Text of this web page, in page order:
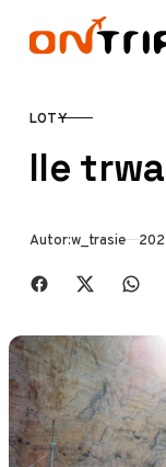
Przejdź do treści
KATEGORIA
LOTY
Ile
Autor:w_trasie
Udostępnij